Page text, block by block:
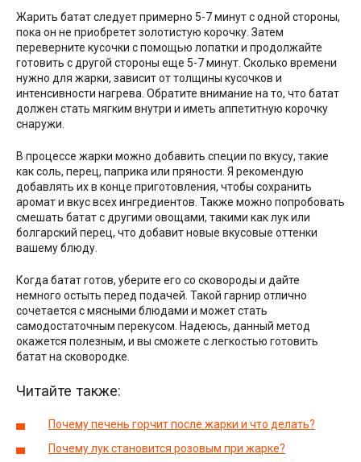
Жарить батат следует примерно 5-7 минут с одной стороны,
пока он не приобретет золотистую корочку. Затем
переверните кусочки с помощью лопатки и продолжайте
готовить с другой стороны еще 5-7 минут. Сколько времени
нужно для жарки, зависит от толщины кусочков и
интенсивности нагрева. Обратите внимание на то, что батат
должен стать мягким внутри и иметь аппетитную корочку
снаружи.
В процессе жарки можно добавить специи по вкусу, такие
как соль, перец, паприка или пряности. Я рекомендую
добавлять их в конце приготовления, чтобы сохранить
аромат и вкус всех ингредиентов. Также можно попробовать
смешать батат с другими овощами, такими как лук или
болгарский перец, что добавит новые вкусовые оттенки
вашему блюду.
Когда батат готов, уберите его со сковороды и дайте
немного остыть перед подачей. Такой гарнир отлично
сочетается с мясными блюдами и может стать
самодостаточным перекусом. Надеюсь, данный метод
окажется полезным, и вы сможете с легкостью готовить
батат на сковородке.
Читайте также:
Почему печень горчит после жарки и что делать?
Почему лук становится розовым при жарке?